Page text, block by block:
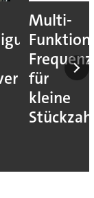
Multi-
für
kleine